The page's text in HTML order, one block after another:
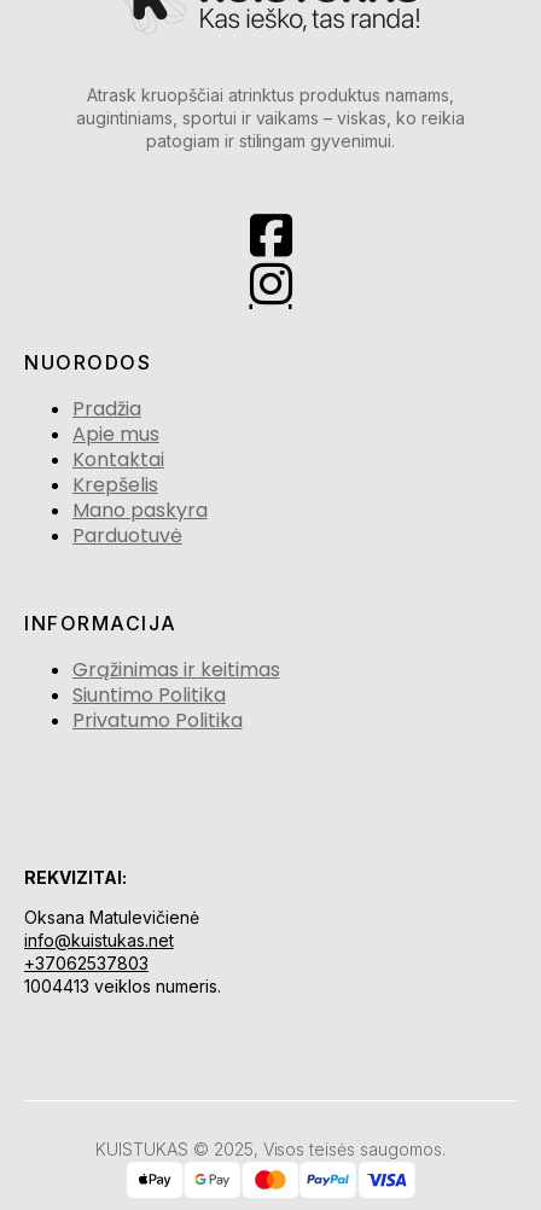
Atrask kruopščiai atrinktus produktus namams,
augintiniams, sportui ir vaikams – viskas, ko reikia
patogiam ir stilingam gyvenimui.
NUORODOS
Pradžia
Apie mus
Kontaktai
Krepšelis
Mano paskyra
Parduotuvė
INFORMACIJA
Grąžinimas ir keitimas
Siuntimo Politika
Privatumo Politika
REKVIZITAI:
Oksana Matulevičienė
info@kuistukas.net
+37062537803
1004413 veiklos numeris.
KUISTUKAS © 2025, Visos teisės saugomos.